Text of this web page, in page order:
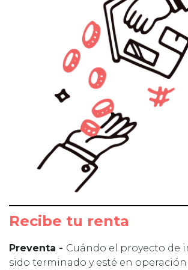
Recibe tu renta
Preventa - Cuándo el proyecto de
sido terminado y esté en operación